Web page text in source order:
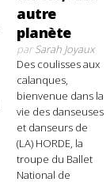
autre
planète
parSarah Joyaux
Des coulisses aux
calanques,
bienvenue dans la
vie des danseuses
et danseurs de
(LA) HORDE, la
troupe du Ballet
National de